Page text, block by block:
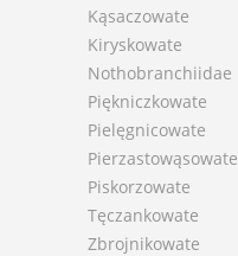
Kąsaczowate
Kiryskowate
Nothobranchiidae
Piękniczkowate
Pielęgnicowate
Pierzastowąsowate
Piskorzowate
Tęczankowate
Zbrojnikowate